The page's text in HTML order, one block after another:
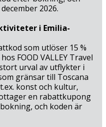
2026.
i Emilia-
som utlöser 15 %
FOOD VALLEY Travel
urval av utflykter i
gränsar till Toscana
konst och kultur,
en rabattkupong
och koden är